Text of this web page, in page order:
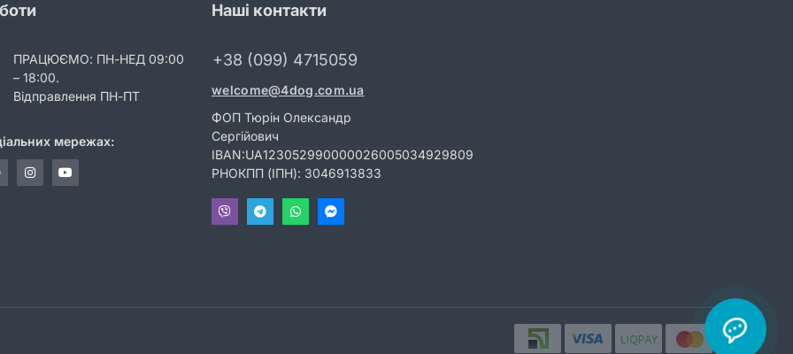
ПРАЦЮЄМО: ПН-НЕД 09:00
– 18:00.
Відправлення ПН-ПТ
мережах:
Наші контакти
+38 (099) 4715059
welcome@4dog.com.ua
ФОП Тюрін Олександр
Сергійович
IBAN:UA123052990000026005034929809
РНОКПП (ІПН): 3046913833